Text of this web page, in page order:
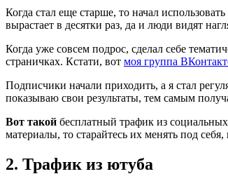
Когда стал еще старше, то начал
вырастает в десятки раз, да и люди видят
Когда уже совсем подрос, сделал себе
страничках. Кстати, вот моя группа
Подписчики начали приходить, а я стал
показываю свои результаты, тем самым
Вот такой бесплатный трафик из
материалы, то старайтесь их менять под
2. Трафик из ютуба